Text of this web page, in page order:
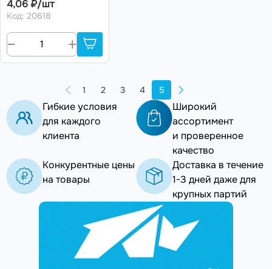
4,06 ₽/шт
Код: 20618
1 2 3 4 5
Гибкие условия
для каждого
клиента
Широкий
ассортимент
и проверенное
качество
Конкурентные цены
на товары
Доставка в течение
1-3 дней даже для
крупных партий